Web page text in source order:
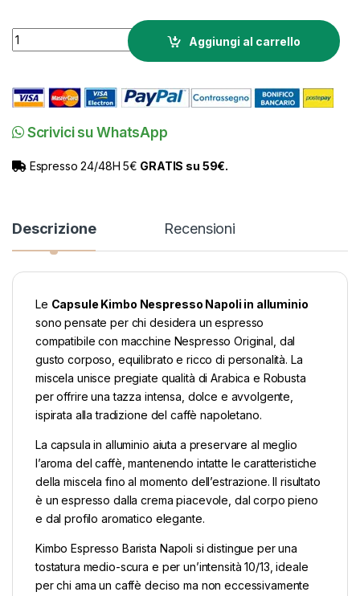
Capsule Kimbo Nespresso Napoli in Alluminio Compatibili
Aggiungi al carrello
Scrivici su WhatsApp
Espresso 24/48H 5€ GRATIS su 59€.
Descrizione Recensioni
Le Capsule Kimbo Nespresso Napoli in alluminio
sono pensate per chi desidera un espresso
compatibile con macchine Nespresso Original, dal
gusto corposo, equilibrato e ricco di personalità. La
miscela unisce pregiate qualità di Arabica e Robusta
per offrire una tazza intensa, dolce e avvolgente,
ispirata alla tradizione del caffè napoletano.
La capsula in alluminio aiuta a preservare al meglio
l’aroma del caffè, mantenendo intatte le caratteristiche
della miscela fino al momento dell’estrazione. Il risultato
è un espresso dalla crema piacevole, dal corpo pieno
e dal profilo aromatico elegante.
Kimbo Espresso Barista Napoli si distingue per una
tostatura medio-scura e per un’intensità 10/13, ideale
per chi ama un caffè deciso ma non eccessivamente